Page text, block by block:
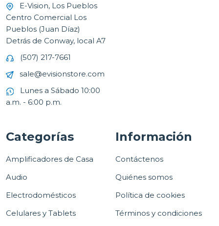
E-Vision, Los Pueblos
Centro Comercial Los
Pueblos (Juan Díaz)
Detrás de Conway, local A7
(507) 217-7661
sale@evisionstore.com
Lunes a Sábado 10:00
a.m. - 6:00 p.m.
Categorías
Amplificadores de Casa
Audio
Electrodomésticos
Celulares y Tablets
Información
Contáctenos
Quiénes somos
Política de cookies
Términos y condiciones